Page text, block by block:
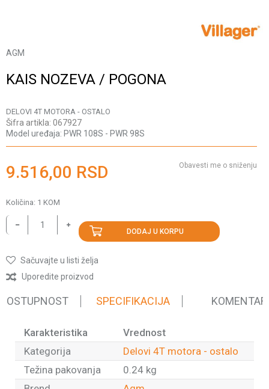
AGM
KAIS NOZEVA / POGONA
DELOVI 4T MOTORA - OSTALO
Šifra artikla: 067927
Model uređaja: PWR 108S - PWR 98S
9.516,00 RSD Obavesti me o sniženju
Količina: 1 KOM
DODAJ U KORPU
Sačuvajte u listi želja
Uporedite proizvod
SPECIFIKACIJA
Karakteristika
Vrednost
Kategorija
Delovi 4T motora - ostalo
Težina pakovanja
0.24 kg